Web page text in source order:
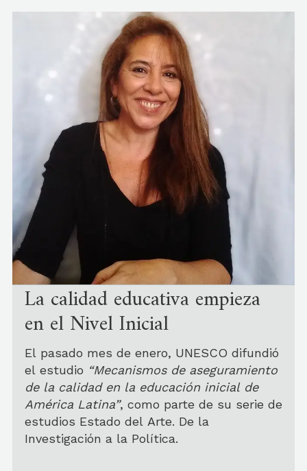
La calidad educativa empieza
en el Nivel Inicial
El pasado mes de enero, UNESCO difundió
el estudio “Mecanismos de aseguramiento
de la calidad en la educación inicial de
América Latina”, como parte de su serie de
estudios Estado del Arte. De la
Investigación a la Política.